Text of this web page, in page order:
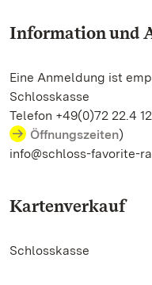
Information und
Eine Anmeldung ist
Schlosskasse
Telefon +49(0)72 22.4
Öffnungszeiten)
info@schloss-favorite-
Kartenverkauf
Schlosskasse